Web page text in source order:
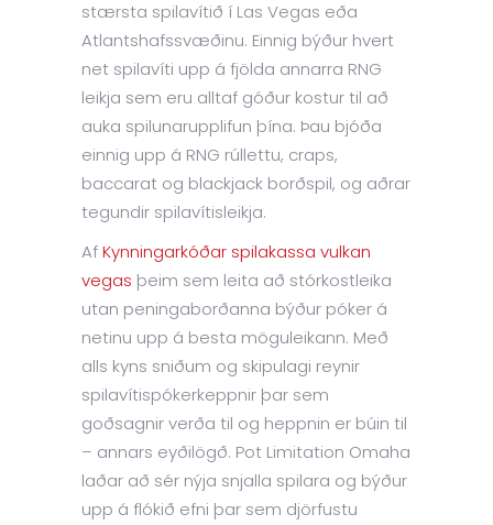
stærsta spilavítið í Las Vegas eða
Atlantshafssvæðinu. Einnig býður hvert
net spilavíti upp á fjölda annarra RNG
leikja sem eru alltaf góður kostur til að
auka spilunarupplifun þína. Þau bjóða
einnig upp á RNG rúllettu, craps,
baccarat og blackjack borðspil, og aðrar
tegundir spilavítisleikja.
AfKynningarkóðar spilakassa vulkan
vegas þeim sem leita að stórkostleika
utan peningaborðanna býður póker á
netinu upp á besta möguleikann. Með
alls kyns sniðum og skipulagi reynir
spilavítispókerkeppnir þar sem
goðsagnir verða til og heppnin er búin til
– annars eyðilögð. Pot Limitation Omaha
laðar að sér nýja snjalla spilara og býður
upp á flókið efni þar sem djörfustu